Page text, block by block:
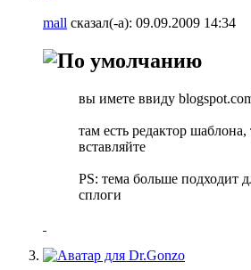
mall сказал(-а): 09.09.2009 14:34
вы имете ввиду
там есть редактор шаблона,
вставляйте
PS: тема больше подходит
сплоги